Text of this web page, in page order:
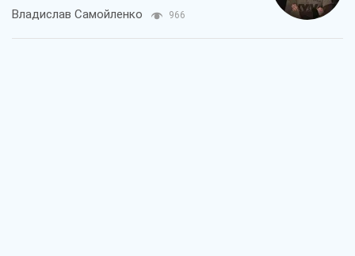
Владислав Самойленко 966